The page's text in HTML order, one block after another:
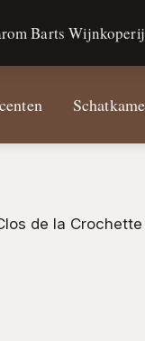
Barts
de la Crochette